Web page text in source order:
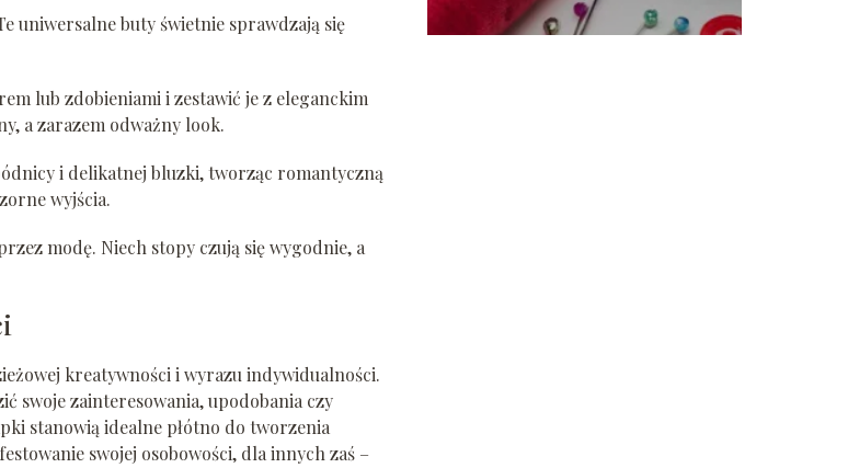
uniwersalne buty świetnie sprawdzają się
lub zdobieniami i zestawić je z eleganckim
a zarazem odważny look.
i delikatnej bluzki, tworząc romantyczną
wyjścia.
modę. Niech stopy czują się wygodnie, a
kreatywności i wyrazu indywidualności.
swoje zainteresowania, upodobania czy
stanowią idealne płótno do tworzenia
swojej osobowości, dla innych zaś –